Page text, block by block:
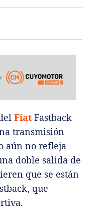
Fiat Fastback
transmisión
aún no refleja
doble salida de
que se están
que